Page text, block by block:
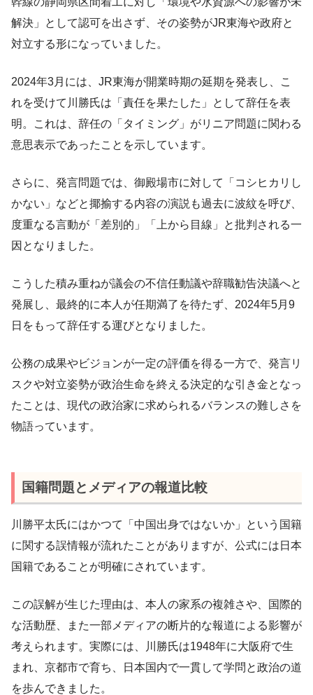
解決」として認可を出さず、その姿勢がJR東海や政府と
対立する形になっていました。
2024年3月には、JR東海が開業時期の延期を発表し、こ
れを受けて川勝氏は「責任を果たした」として辞任を表
明。これは、辞任の「タイミング」がリニア問題に関わる
意思表示であったことを示しています。
さらに、発言問題では、御殿場市に対して「コシヒカリし
かない」などと揶揄する内容の演説も過去に波紋を呼び、
度重なる言動が「差別的」「上から目線」と批判される一
因となりました。
こうした積み重ねが議会の不信任動議や辞職勧告決議へと
発展し、最終的に本人が任期満了を待たず、2024年5月9
日をもって辞任する運びとなりました。
公務の成果やビジョンが一定の評価を得る一方で、発言リ
スクや対立姿勢が政治生命を終える決定的な引き金となっ
たことは、現代の政治家に求められるバランスの難しさを
物語っています。
国籍問題とメディアの報道比較
川勝平太氏にはかつて「中国出身ではないか」という国籍
に関する誤情報が流れたことがありますが、公式には日本
国籍であることが明確にされています。
この誤解が生じた理由は、本人の家系の複雑さや、国際的
な活動歴、また一部メディアの断片的な報道による影響が
考えられます。実際には、川勝氏は1948年に大阪府で生
まれ、京都市で育ち、日本国内で一貫して学問と政治の道
を歩んできました。